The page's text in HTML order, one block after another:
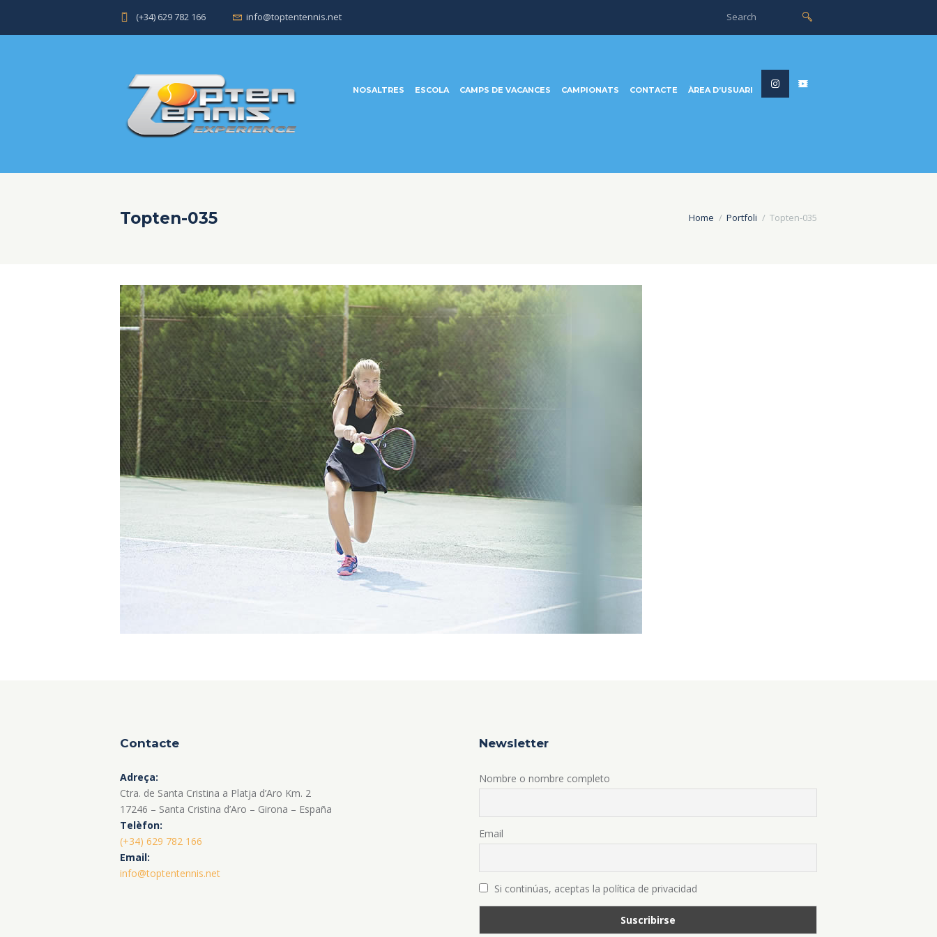
(+34) 629 782 166 info@toptentennis.net
NOSALTRES ESCOLA CAMPS DE VACANCES CAMPIONATS CONTACTE ÀREA D’USUARI
Topten-035 Home Portfoli Topten-035
Contacte
Adreça:
Ctra. de Santa Cristina a Platja d’Aro Km. 2
17246 – Santa Cristina d’Aro – Girona – España
Telèfon:
(+34) 629 782 166
Email:
info@toptentennis.net
Newsletter
Nombre o nombre completo
Email
Si continúas, aceptas la política de privacidad